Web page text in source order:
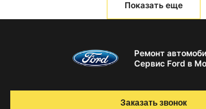
Показать еще
Ремонт
Сервис Ford в
Заказать звонок